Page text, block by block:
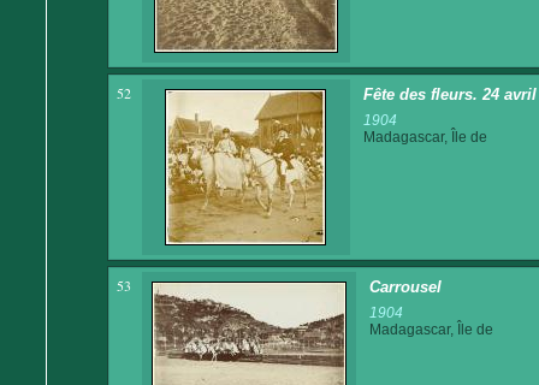
52 Fête des fleurs. 24 avril
1904
Madagascar, Île de
53 Carrousel
1904
Madagascar, Île de